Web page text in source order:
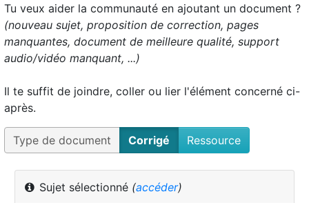
Tu veux aider la communauté en ajoutant un document ?
(nouveau sujet, proposition de correction, pages
manquantes, document de meilleure qualité, support
audio/vidéo manquant, ...)
Il te suffit de joindre, coller ou lier l'élément concerné ci-
après.
Type de document Corrigé Ressource
Sujet sélectionné (accéder)